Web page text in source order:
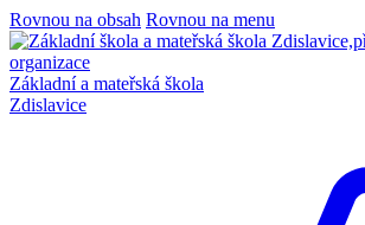
Rovnou na obsah Rovnou na menu
Základní a mateřská škola
Zdislavice